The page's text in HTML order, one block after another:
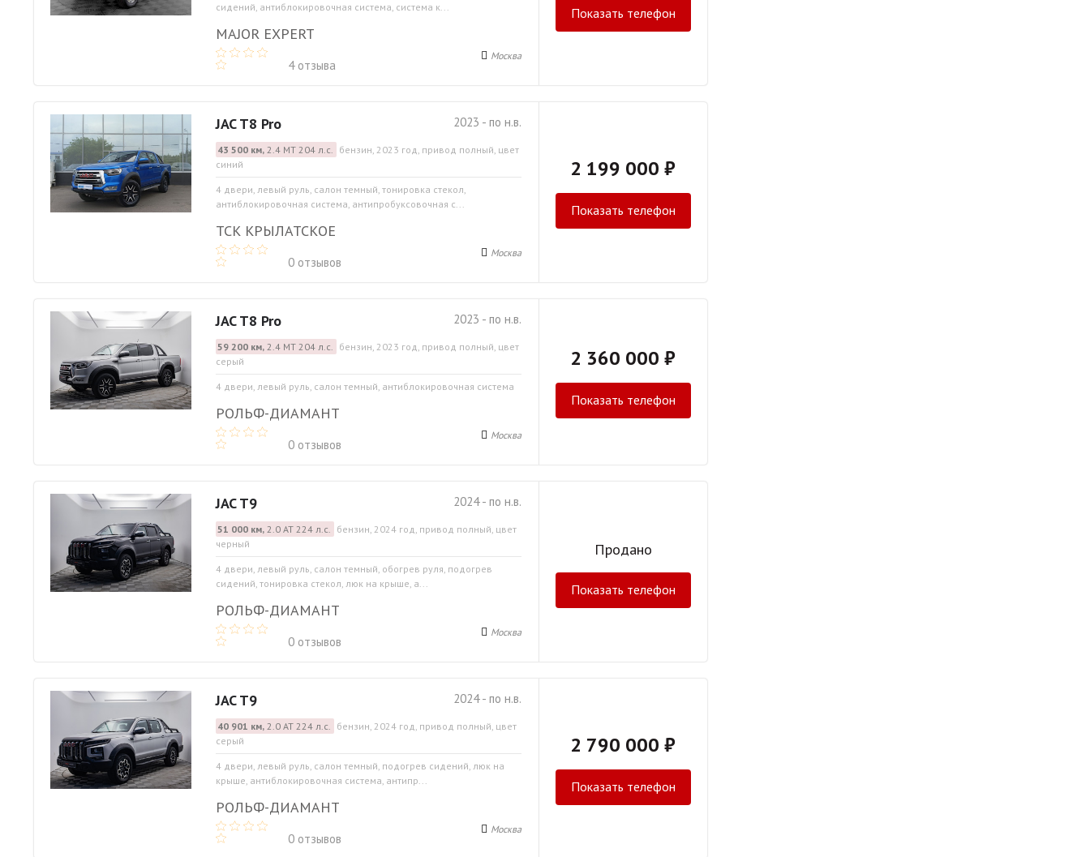
сидений, антиблокировочная система, система к...
MAJOR EXPERT
4 отзыва
Москва
Показать телефон
2023 - по н.в.
JAC T8 Pro
43 500 км,2.4 МТ 204 л.с. бензин, 2023 год, привод полный, цвет
синий
4 двери, левый руль, салон темный, тонировка стекол,
антиблокировочная система, антипробуксовочная с...
ТСК КРЫЛАТСКОЕ
0 отзывов
Москва
2 199 000 ₽
Показать телефон
2023 - по н.в.
JAC T8 Pro
59 200 км,2.4 МТ 204 л.с. бензин, 2023 год, привод полный, цвет
серый
4 двери, левый руль, салон темный, антиблокировочная система
РОЛЬФ-ДИАМАНТ
0 отзывов
Москва
2 360 000 ₽
Показать телефон
2024 - по н.в.
JAC T9
51 000 км,2.0 АТ 224 л.с. бензин, 2024 год, привод полный, цвет
черный
4 двери, левый руль, салон темный, обогрев руля, подогрев
сидений, тонировка стекол, люк на крыше, а...
РОЛЬФ-ДИАМАНТ
0 отзывов
Москва
Продано
Показать телефон
2024 - по н.в.
JAC T9
40 901 км,2.0 АТ 224 л.с. бензин, 2024 год, привод полный, цвет
серый
4 двери, левый руль, салон темный, подогрев сидений, люк на
крыше, антиблокировочная система, антипр...
РОЛЬФ-ДИАМАНТ
0 отзывов
Москва
2 790 000 ₽
Показать телефон